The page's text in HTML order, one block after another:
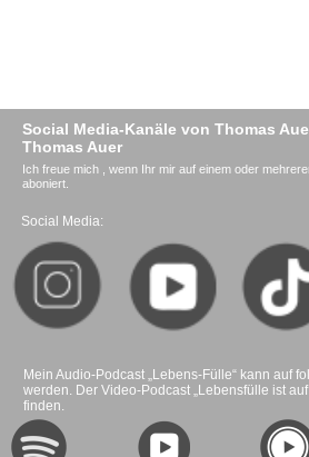
Social Media-Kanäle von Thomas
Thomas Auer
Ich freue mich , wenn Ihr mir auf einem oder
aboniert.
Social Media:
Mein Audio-Podcast „Lebens-Fülle“ kann auf
werden. Der Video-Podcast „Lebensfülle ist
finden.